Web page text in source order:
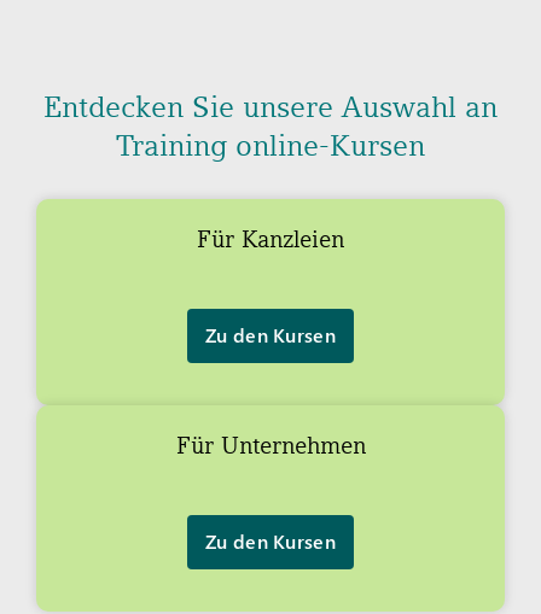
Entdecken Sie unsere Auswahl an
Training online-Kursen
Für Kanzleien
Zu den Kursen
Für Unternehmen
Zu den Kursen